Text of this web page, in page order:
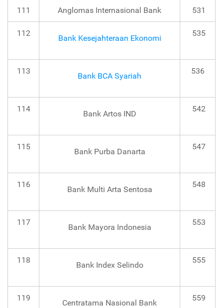
111 Anglomas Internasional Bank 531
112
Bank Kesejahteraan Ekonomi
535
113
Bank BCA Syariah
536
114
Bank Artos IND
542
115
Bank Purba Danarta
547
116
Bank Multi Arta Sentosa
548
117
Bank Mayora Indonesia
553
118
Bank Index Selindo
555
119
Centratama Nasional Bank
559